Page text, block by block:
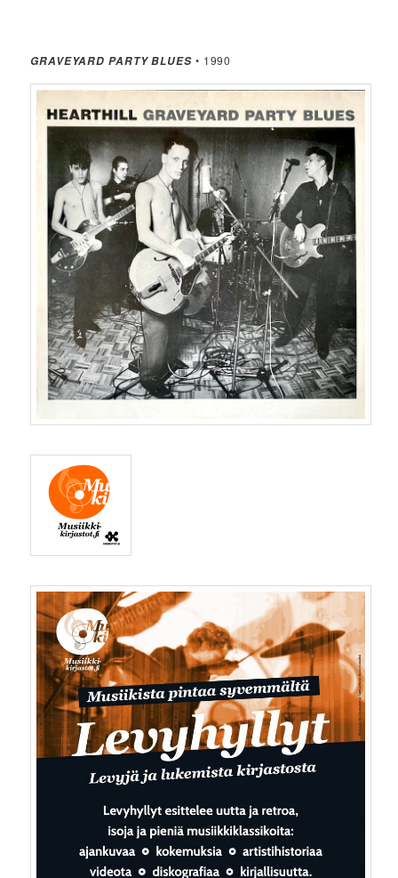
GRAVEYARD PARTY BLUES• 1990